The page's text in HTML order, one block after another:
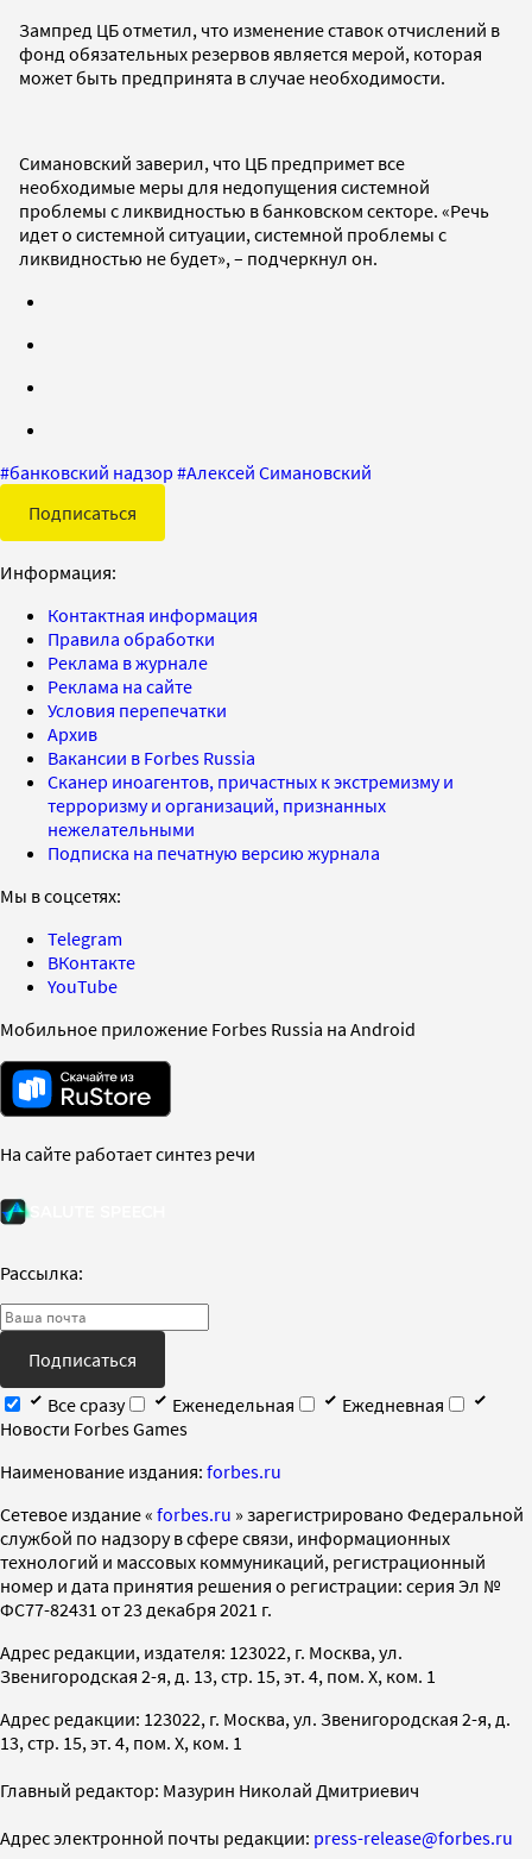
Зампред ЦБ отметил, что изменение ставок отчислений в
фонд обязательных резервов является мерой, которая
может быть предпринята в случае необходимости.
Симановский заверил, что ЦБ предпримет все
необходимые меры для недопущения системной
проблемы с ликвидностью в банковском секторе. «Речь
идет о системной ситуации, системной проблемы с
ликвидностью не будет», – подчеркнул он.
#банковский надзор #Алексей Симановский
Подписаться
Информация:
Контактная информация
Правила обработки
Реклама в журнале
Реклама на сайте
Условия перепечатки
Архив
Вакансии в Forbes Russia
Сканер иноагентов, причастных к экстремизму и
терроризму и организаций, признанных
нежелательными
Подписка на печатную версию журнала
Мы в соцсетях:
Telegram
ВКонтакте
YouTube
Мобильное приложение Forbes Russia на Android
На сайте работает синтез речи
Рассылка:
Подписаться
Все сразу
Еженедельная
Ежедневная
Новости Forbes Games
Наименование издания: forbes.ru
Cетевое издание « forbes.ru » зарегистрировано Федеральной
службой по надзору в сфере связи, информационных
технологий и массовых коммуникаций, регистрационный
номер и дата принятия решения о регистрации: серия Эл №
ФС77-82431 от 23 декабря 2021 г.
Адрес редакции, издателя: 123022, г. Москва, ул.
Звенигородская 2-я, д. 13, стр. 15, эт. 4, пом. X, ком. 1
Адрес редакции: 123022, г. Москва, ул. Звенигородская 2-я, д.
13, стр. 15, эт. 4, пом. X, ком. 1
Главный редактор: Мазурин Николай Дмитриевич
Адрес электронной почты редакции: press-release@forbes.ru